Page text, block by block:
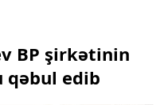
BP şirkətinin
qəbul edib